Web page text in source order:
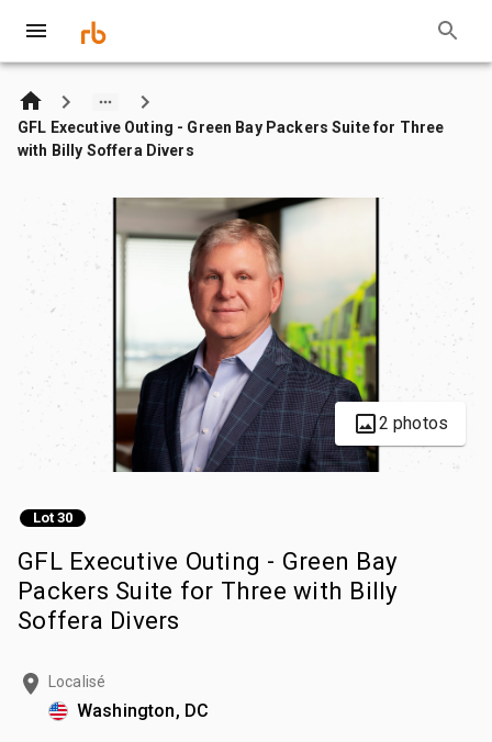
GFL Executive Outing - Green Bay Packers Suite for Three
with Billy Soffera Divers
2 photos
Lot 30
GFL Executive Outing - Green Bay
Packers Suite for Three with Billy
Soffera Divers
Localisé
Washington, DC